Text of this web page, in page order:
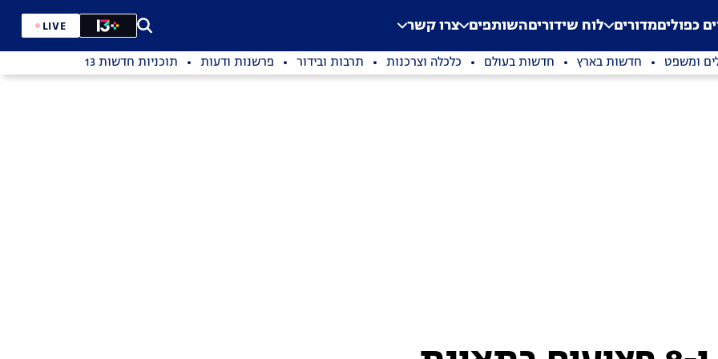
Application error: a
. כפוליםמדורים לוח שידוריםהשותפים צרו קשר LIVE
ומשפט חדשות בארץ חדשות בעולם כלכלה וצרכנות תרבות ובידור פרשנות ודעות תוכניות חדשות 13